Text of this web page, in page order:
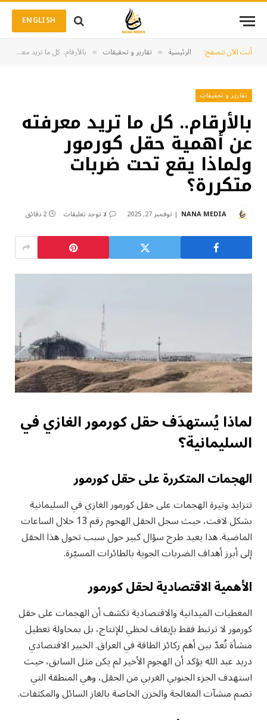
ENGLISH
أنت الآن تتصفح: الرئيسية » تقارير و تحقيقات » بالأرقام.. كل ما تريد معرفته عن أهمية حقل كورمور ولماذا يقع تحت ضربات متكررة؟
تقارير و تحقيقات
بالأرقام.. كل ما تريد معرفته
عن أهمية حقل كورمور
ولماذا يقع تحت ضربات
متكررة؟
NANA MEDIA نوفمبر 27, 2025 لا توجد تعليقات 2 دقائق
لماذا يُستهدَف حقل كورمور الغازي في
السليمانية؟
الهجمات المتكررة على حقل كورمور
تتزايد وتيرة الهجمات على حقل كورمور الغازي في السليمانية
بشكل لافت، حيث سجل الحقل الهجوم رقم 13 خلال الساعات
الماضية. هذا يعيد طرح سؤال كبير حول سبب تحول هذا الحقل
إلى أبرز أهداف الضربات الجوية بالطائرات المسيّرة.
الأهمية الاقتصادية لحقل كورمور
المعطيات الميدانية والاقتصادية تكشف أن الهجمات على حقل
كورمور لا ترتبط فقط بإيقاف لحظي للإنتاج، بل بمحاولة تعطيل
منشأة تُعدّ بين أهم ركائز الطاقة في العراق. الخبير الاقتصادي
دريد عبد الله يؤكد أن الهجوم الأخير لم يكن مثل السابق، حيث
استهدف الجزء الجنوبي الغربي من الحقل، وهي المنطقة التي
تضم منشآت المعالجة والخزن الخاصة بالغاز السائل والمكثفات.